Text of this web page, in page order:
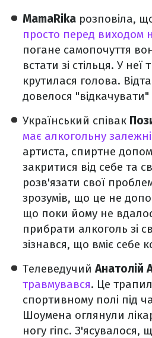
MamaRika розповіла,
просто перед виходом
погане самопочуття
встати зі стільця. У неї
крутилася голова.
довелося "відкачувати"
Український співак
має алкогольну
артиста, спиртне
закритися від себе та
розв'язати свої
зрозумів, що це не
що поки йому не
прибрати алкоголь зі
зізнався, що вміє себе
ТелеведучийАнатолій
травмувався. Це
спортивному полі під
Шоумена оглянули
ногу гіпс. З'ясувалося,